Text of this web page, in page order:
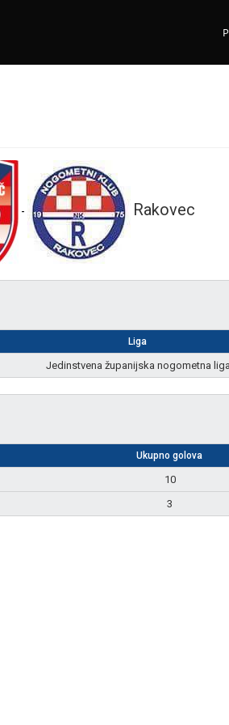
- Rakovec
Liga
Jedinstvena županijska nogometna liga
Ukupno golova
10
3